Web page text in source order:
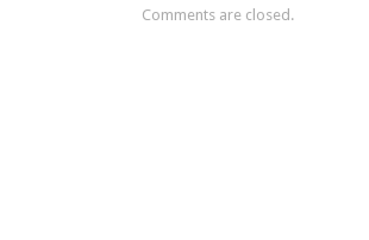
Comments are closed.